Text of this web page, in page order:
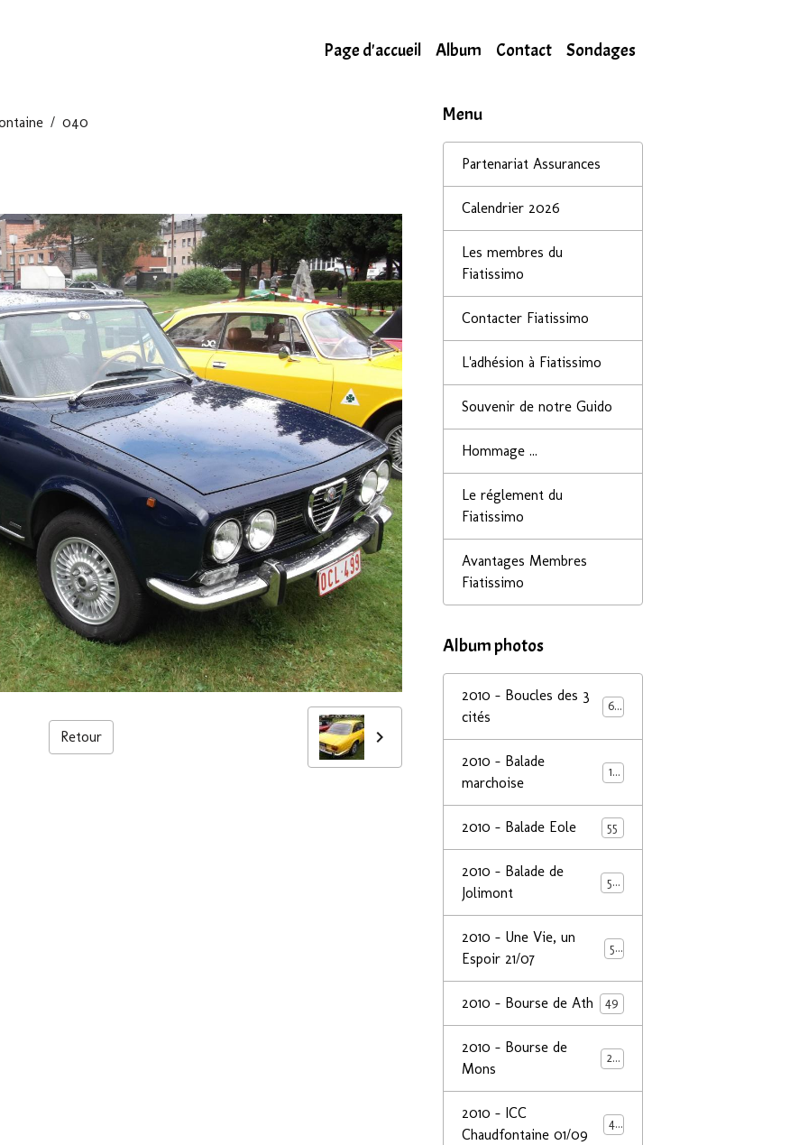
Page d'accueil Album Contact Sondages
040
Retour
Menu
Partenariat Assurances
Calendrier 2026
Les membres du
Fiatissimo
Contacter Fiatissimo
L'adhésion à Fiatissimo
Souvenir de notre Guido
Hommage ...
Le réglement du
Fiatissimo
Avantages Membres
Fiatissimo
Album photos
2010 - Boucles des 3
cités
68
2010 - Balade
marchoise
14
2010 - Balade Eole 55
2010 - Balade de
Jolimont
50
2010 - Une Vie, un
Espoir 21/07
53
2010 - Bourse de Ath 49
2010 - Bourse de
Mons
29
2010 - ICC
Chaudfontaine 01/09
44